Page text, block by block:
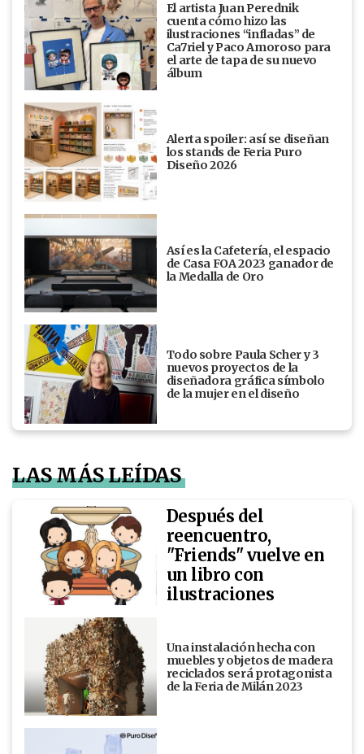
El artista Juan Perednik
cuenta cómo hizo las
ilustraciones “infladas” de
Ca7riel y Paco Amoroso para
el arte de tapa de su nuevo
álbum
Alerta spoiler: así se diseñan
los stands de Feria Puro
Diseño 2026
Así es la Cafetería, el espacio
de Casa FOA 2023 ganador de
la Medalla de Oro
Todo sobre Paula Scher y 3
nuevos proyectos de la
diseñadora gráfica símbolo
de la mujer en el diseño
LAS MÁS LEÍDAS
Después del
reencuentro,
"Friends" vuelve en
un libro con
ilustraciones
Una instalación hecha con
muebles y objetos de madera
reciclados será protagonista
de la Feria de Milán 2023